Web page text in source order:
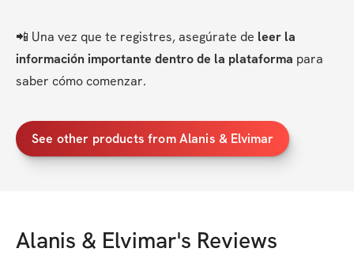
📲 Una vez que te registres, asegúrate de leer la
información importante dentro de la plataforma para
saber cómo comenzar.
See other products from Alanis & Elvimar
Alanis & Elvimar's Reviews